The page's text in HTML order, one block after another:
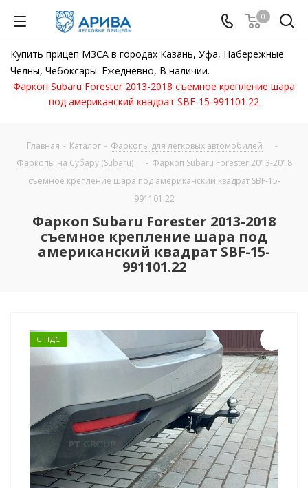
0
Купить прицеп МЗСА в городах Казань, Уфа, Набережные
Челны, Чебоксары. Ежедневно, В наличии.
Фаркоп Subaru Forester 2013-2018 съемное крепление шара
под американский квадрат SBF-15-991101.22
Главная - Каталог - Фаркопы для легковых автомобилей
-
Фаркопы на Субару (Subaru)
- Фаркоп Subaru Forester 2013-2018
съемное крепление шара под американский квадрат SBF-15-
991101.22
Фаркоп Subaru Forester 2013-2018
съемное крепление шара под
американский квадрат SBF-15-
991101.22
С НДС